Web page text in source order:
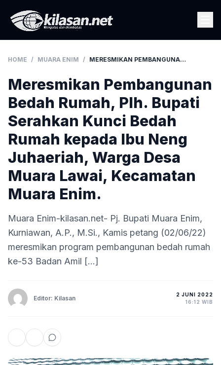
HOME / MUARA ENIM / MERESMIKAN PEMBANGUNAN BEDAH RUMAH, PLH. BUPATI SERAHKAN KUNCI BEDAH RUMAH KEPADA IBU NENG JUHAERIAH, WARGA DESA MUARA LAWAI, KECAMATAN MUARA ENIM.
Meresmikan Pembangunan
Bedah Rumah, Plh. Bupati
Serahkan Kunci Bedah
Rumah kepada Ibu Neng
Juhaeriah, Warga Desa
Muara Lawai, Kecamatan
Muara Enim.
Muara Enim-kilasan.net- Pj. Bupati Muara Enim,
Kurniawan, A.P., M.Si., Kamis petang (02/06/22)
meresmikan program pembangunan bedah rumah
ke-53 Badan Amil […]
Editor: Kilasan
2 JUNI 2022
16:12 WIB